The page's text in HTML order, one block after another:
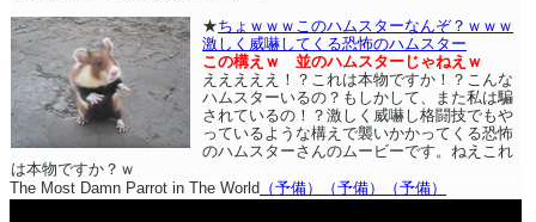
★ちょｗｗｗこのハムスターなんぞ？ｗｗｗ
激しく威嚇してくる恐怖のハムスター
この構えｗ 並のハムスターじゃねえｗ
えええええ！？これは本物ですか！？こんな
ハムスターいるの？もしかして、また私は騙
されているの！？激しく威嚇し格闘技でもや
っているような構えで襲いかかってくる恐怖
のハムスターさんのムービーです。ねえこれ
は本物ですか？ｗ
The Most Damn Parrot in The World （予備） （予備） （予備）